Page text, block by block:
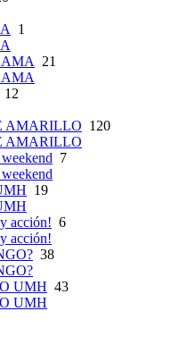
1
21
12
AMARILLO 120
AMARILLO
7
19
acción! 6
acción!
38
UMH 43
UMH